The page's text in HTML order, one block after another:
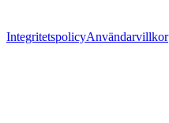
IntegritetspolicyAnvändarvillkor